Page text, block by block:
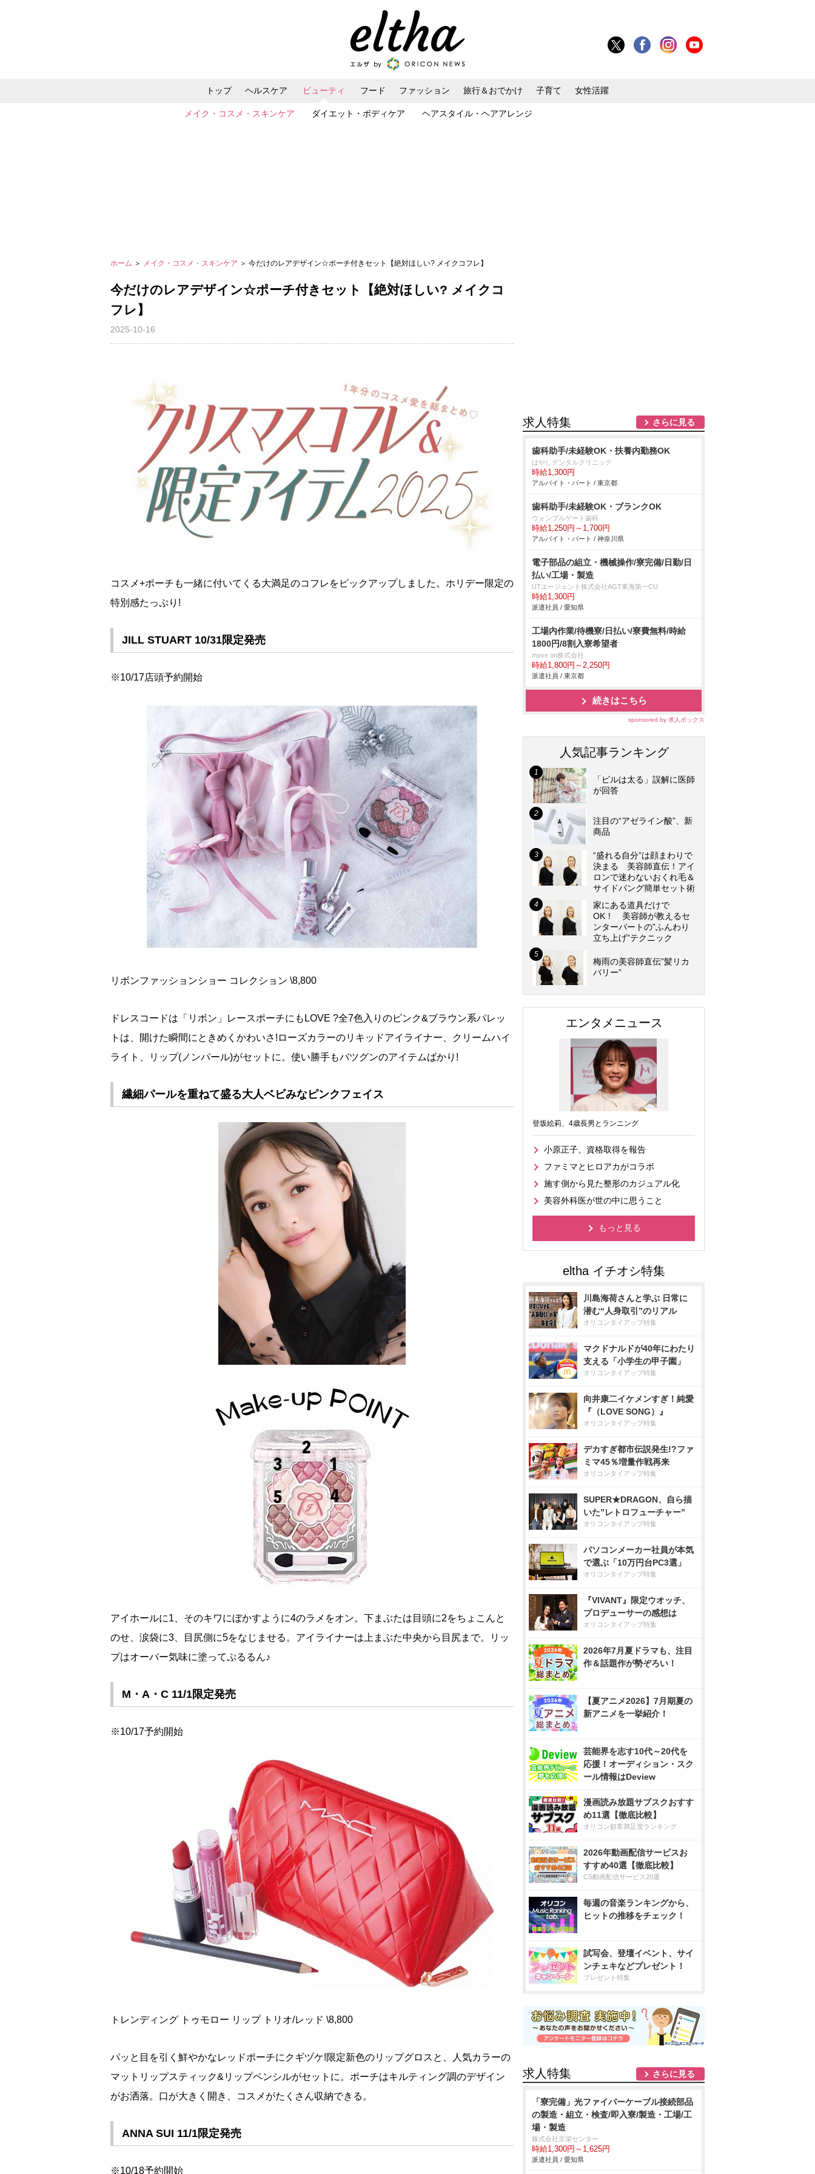
トップ ヘルスケア ビューティ
メイク・コスメ・スキンケア ダイエット・ボディケア ヘアスタイル・ヘアアレンジ
フード ファッション 旅行＆おでかけ 子育て 女性活躍
ホーム ＞ メイク・コスメ・スキンケア ＞ 今だけのレアデザイン☆ポーチ付きセット【絶対ほしい? メイクコフレ】
今だけのレアデザイン☆ポーチ付きセット【絶対ほしい? メイクコ
フレ】
2025-10-16
コスメ+ポーチも一緒に付いてくる大満足のコフレをピックアップしました。ホリデー限定の
特別感たっぷり!
JILL STUART 10/31限定発売
※10/17店頭予約開始
リボンファッションショー コレクション \8,800
ドレスコードは「リボン」レースポーチにもLOVE ?全7色入りのピンク&ブラウン系パレッ
トは、開けた瞬間にときめくかわいさ!ローズカラーのリキッドアイライナー、クリームハイ
ライト、リップ(ノンパール)がセットに。使い勝手もバツグンのアイテムばかり!
繊細パールを重ねて盛る大人ベビみなピンクフェイス
アイホールに1、そのキワにぼかすように4のラメをオン。下まぶたは目頭に2をちょこんと
のせ、涙袋に3、目尻側に5をなじませる。アイライナーは上まぶた中央から目尻まで。リッ
プはオーバー気味に塗ってぷるるん♪
M・A・C 11/1限定発売
※10/17予約開始
トレンディング トゥモロー リップ トリオ/レッド \8,800
パッと目を引く鮮やかなレッドポーチにクギヅケ!限定新色のリップグロスと、人気カラーの
マットリップスティック&リップペンシルがセットに。ポーチはキルティング調のデザイン
がお洒落。口が大きく開き、コスメがたくさん収納できる。
ANNA SUI 11/1限定発売
※10/18予約開始
求人特集 さらに見る
歯科助手/未経験OK・扶養内勤務OK
はやしデンタルクリニック
時給1,300円
アルバイト・パート / 東京都
歯科助手/未経験OK・ブランクOK
ウォンブルゲート歯科
時給1,250円～1,700円
アルバイト・パート / 神奈川県
電子部品の組立・機械操作/寮完備/日勤/日
払い/工場・製造
UTエージェント株式会社AGT東海第一CU
時給1,300円
派遣社員 / 愛知県
工場内作業/待機寮/日払い/寮費無料/時給
1800円/8割入寮希望者
move on株式会社
時給1,800円～2,250円
派遣社員 / 東京都
続きはこちら
sponsored by 求人ボックス
人気記事ランキング
「ピルは太る」誤解に医師
が回答
注目の“アゼライン酸”、新
商品
“盛れる自分”は顔まわりで
決まる 美容師直伝！アイ
ロンで迷わないおくれ毛＆
サイドバング簡単セット術
家にある道具だけで
OK！ 美容師が教えるセ
ンターパートの”ふんわり
立ち上げ”テクニック
梅雨の美容師直伝”髪リカ
バリー”
エンタメニュース
登坂絵莉、4歳長男とランニング
小原正子、資格取得を報告
ファミマとヒロアカがコラボ
施す側から見た整形のカジュアル化
美容外科医が世の中に思うこと
もっと見る
川島海荷さんと学ぶ 日常に
潜む“人身取引”のリアル
オリコンタイアップ特集
マクドナルドが40年にわたり
支える「小学生の甲子園」
オリコンタイアップ特集
向井康二イケメンすぎ！純愛
『（LOVE SONG）』
オリコンタイアップ特集
デカすぎ都市伝説発生!?ファ
ミマ45％増量作戦再来
オリコンタイアップ特集
SUPER★DRAGON、自ら描
いた”レトロフューチャー”
オリコンタイアップ特集
パソコンメーカー社員が本気
で選ぶ「10万円台PC3選」
オリコンタイアップ特集
『VIVANT』限定ウオッチ、
プロデューサーの感想は
オリコンタイアップ特集
2026年7月夏ドラマも、注目
作＆話題作が勢ぞろい！
【夏アニメ2026】7月期夏の
新アニメを一挙紹介！
芸能界を志す10代～20代を
応援！オーディション・スク
ール情報はDeview
漫画読み放題サブスクおすす
め11選【徹底比較】
オリコン顧客満足度ランキング
2026年動画配信サービスお
すすめ40選【徹底比較】
CS動画配信サービス20選
毎週の音楽ランキングから、
ヒットの推移をチェック！
試写会、登壇イベント、サイ
ンチェキなどプレゼント！
プレゼント特集
求人特集 さらに見る
「寮完備」光ファイバーケーブル接続部品
の製造・組立・検査/即入寮/製造・工場/工
場・製造
株式会社京栄センター
時給1,300円～1,625円
派遣社員 / 愛知県